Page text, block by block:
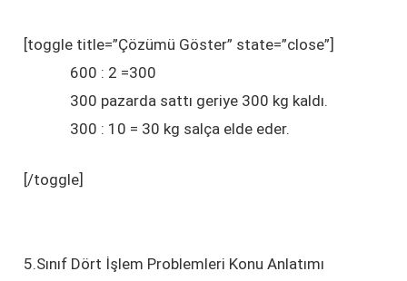
[toggle title=”Çözümü Göster” state=”close”]
600 : 2 =300
300 pazarda sattı geriye 300 kg kaldı.
300 : 10 = 30 kg salça elde eder.
[/toggle]
5.Sınıf Dört İşlem Problemleri Konu Anlatımı